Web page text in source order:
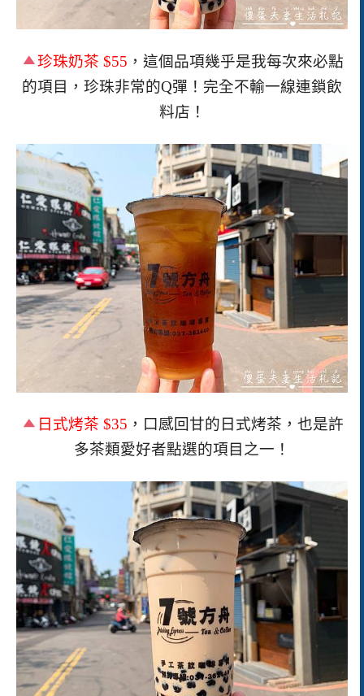
珍珠奶茶 $55 ，這個品項幾乎是我每次來必點
的項目，珍珠非常的Q彈！完全不輸一線連鎖飲
料店！
日式烤茶 $35 ，口感回甘的日式烤茶，也是許
多茶類愛好者點選的項目之一！